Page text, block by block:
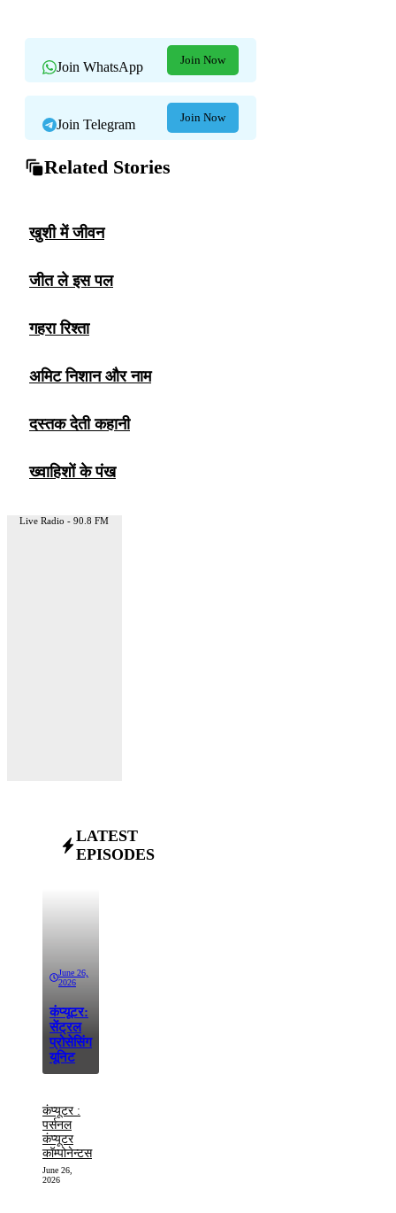
Join WhatsApp Join Now
Join Telegram Join Now
Related Stories
खुशी में जीवन
जीत ले इस पल
गहरा रिश्ता
अमिट निशान और नाम
दस्तक देती कहानी
ख्वाहिशों के पंख
Live Radio - 90.8 FM
LATEST
EPISODES
June 26,
2026
कंप्यूटर:
सेंट्रल
प्रोसेसिंग
यूनिट
कंप्यूटर :
पर्सनल
कंप्यूटर
कॉम्पोनेन्टस
June 26,
2026